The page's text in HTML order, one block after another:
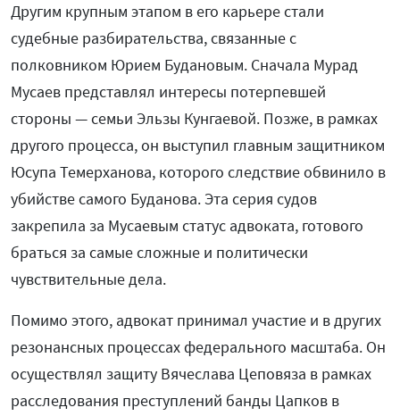
Другим крупным этапом в его карьере стали
судебные разбирательства, связанные с
полковником Юрием Будановым. Сначала Мурад
Мусаев представлял интересы потерпевшей
стороны — семьи Эльзы Кунгаевой. Позже, в рамках
другого процесса, он выступил главным защитником
Юсупа Темерханова, которого следствие обвинило в
убийстве самого Буданова. Эта серия судов
закрепила за Мусаевым статус адвоката, готового
браться за самые сложные и политически
чувствительные дела.
Помимо этого, адвокат принимал участие и в других
резонансных процессах федерального масштаба. Он
осуществлял защиту Вячеслава Цеповяза в рамках
расследования преступлений банды Цапков в